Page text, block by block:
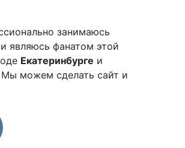
занимаюсь
являюсь фанатом этой
Екатеринбурге и
Мы можем сделать сайт и